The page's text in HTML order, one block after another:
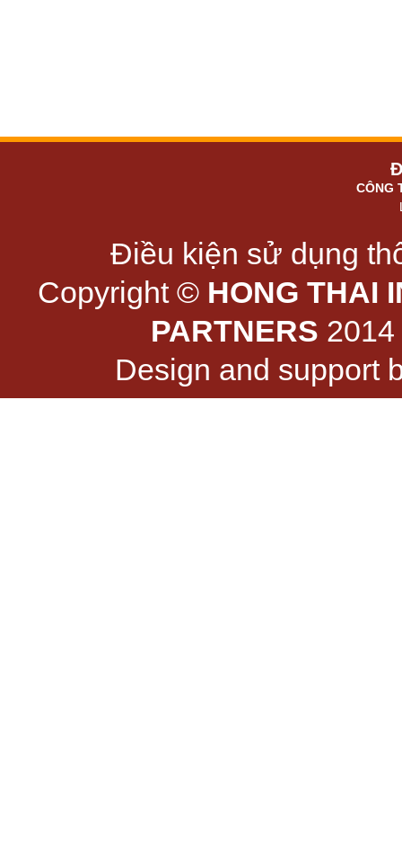
CÔNG
Điều kiện sử dụng
Copyright © HONG THAI
PARTNERS
Design and support